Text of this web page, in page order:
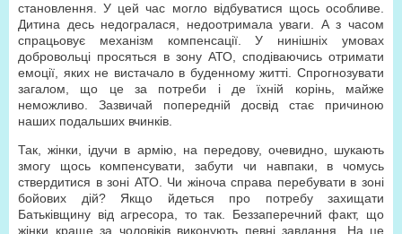
становлення. У цей час могло відбуватися щось особливе.
Дитина десь недогралася, недоотримала уваги. А з часом
спрацьовує механізм компенсації. У нинішніх умовах
добровольці просяться в зону АТО, сподіваючись отримати
емоції, яких не вистачало в буденному житті. Спрогнозувати
загалом, що це за потреби і де їхній корінь, майже
неможливо. Зазвичай попередній досвід стає причиною
наших подальших вчинків.
Так, жінки, ідучи в армію, на передову, очевидно, шукають
змогу щось компенсувати, забути чи навпаки, в чомусь
ствердитися в зоні АТО. Чи жіноча справа перебувати в зоні
бойових дій? Якщо йдеться про потребу захищати
Батьківщину від агресора, то так. Беззаперечний факт, що
жінки краще за чоловіків виконують певні завдання. На це